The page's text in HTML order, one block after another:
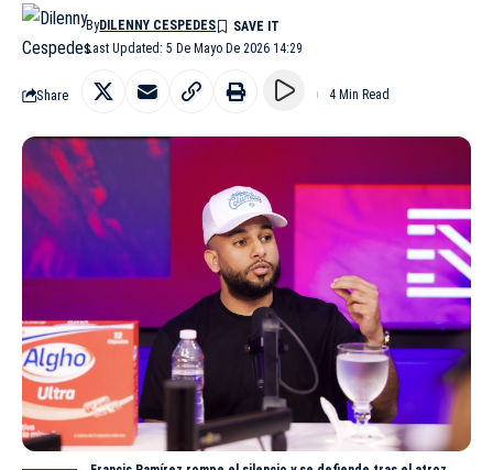
Last Updated: 5 De Mayo De 2026 14:29
ByDILENNY CESPEDES
Share 4 Min Read